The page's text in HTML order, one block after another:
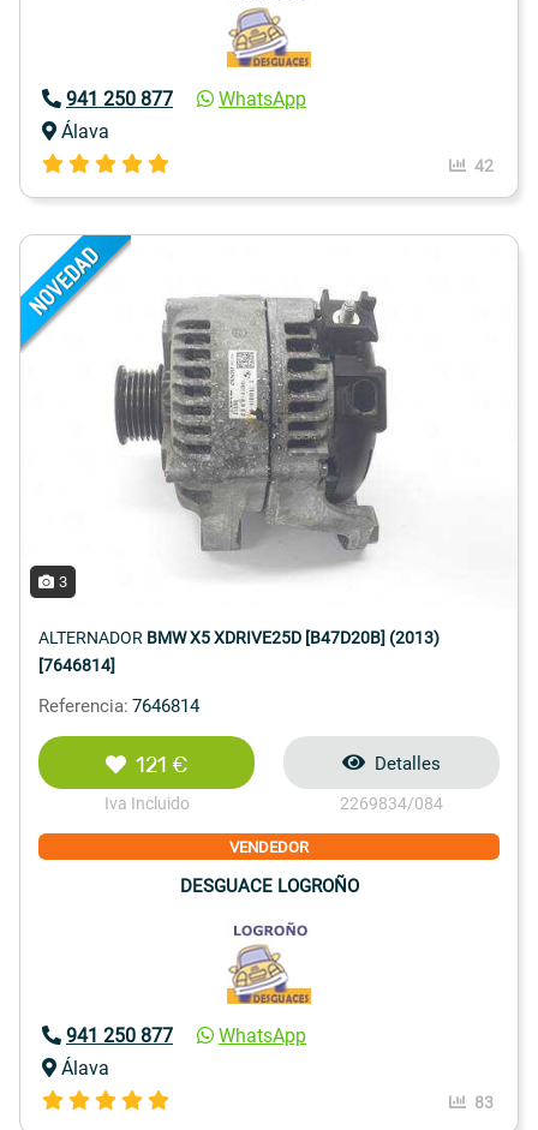
941 250 877
WhatsApp
Álava
42
3
ALTERNADOR BMW X5 XDRIVE25D [B47D20B] (2013)
[7646814]
Referencia: 7646814
121 €
Iva Incluido
Detalles
2269834/084
VENDEDOR
DESGUACE LOGROÑO
941 250 877
WhatsApp
Álava
83